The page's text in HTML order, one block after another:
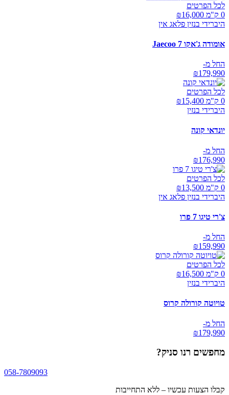
לכל הפרטים
0 ק"מ ₪
16,000
היברידי בנזין פלאג אין
אומודה ג'אקו Jaecoo 7
החל מ-
₪179,990
לכל הפרטים
0 ק"מ ₪
15,400
היברידי בנזין
יונדאי קונה
החל מ-
₪176,990
לכל הפרטים
0 ק"מ ₪
13,500
היברידי בנזין פלאג אין
צ'רי טיגו 7 פרו
החל מ-
₪159,990
לכל הפרטים
0 ק"מ ₪
16,500
היברידי בנזין
טויוטה קורולה קרוס
החל מ-
₪179,990
מחפשים רנו סניק?
058-7809093
קבלו הצעות עכשיו – ללא התחייבות